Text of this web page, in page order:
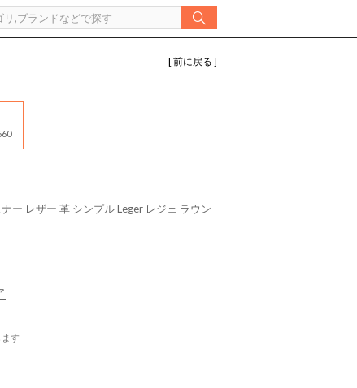
[ 前に戻る ]
ー レザー 革 シンプル Leger レジェ ラウン
す